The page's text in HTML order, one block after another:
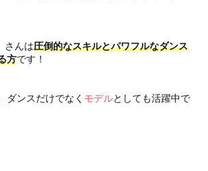
さんは圧倒的なスキルとパワフルなダンス
方です！
、ダンスだけでなく モデルとしても活躍中で